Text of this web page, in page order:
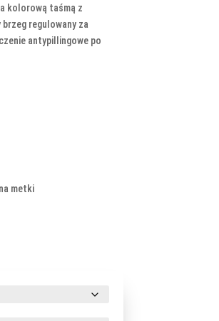
kolorową taśmą z
regulowany za
antypillingowe po
metki